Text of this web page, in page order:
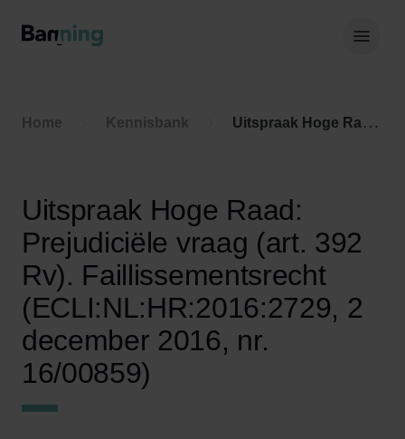
Home Kennisbank Uitspraak Hoge Raad: Prejudiciële vraag (art. 392 Rv). Faillissementsrecht (ECLI:NL:HR:2016:2729, 2 december 2016, nr. 16/00859)
Uitspraak Hoge Raad:
Prejudiciële vraag (art. 392
Rv). Faillissementsrecht
(ECLI:NL:HR:2016:2729, 2
december 2016, nr.
16/00859)